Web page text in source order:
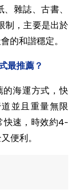
雜誌、古書、
制，主要是出於
的和諧穩定。
最推薦？
的海運方式，快
並且重量無限
快速，時效約4-
便利。